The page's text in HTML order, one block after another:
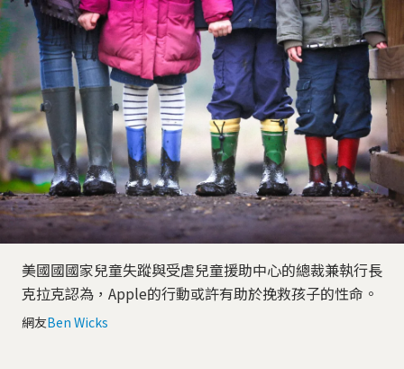
美國國國家兒童失蹤與受虐兒童援助中心的總裁兼執行長
克拉克認為，Apple的行動或許有助於挽救孩子的性命。
網友Ben Wicks